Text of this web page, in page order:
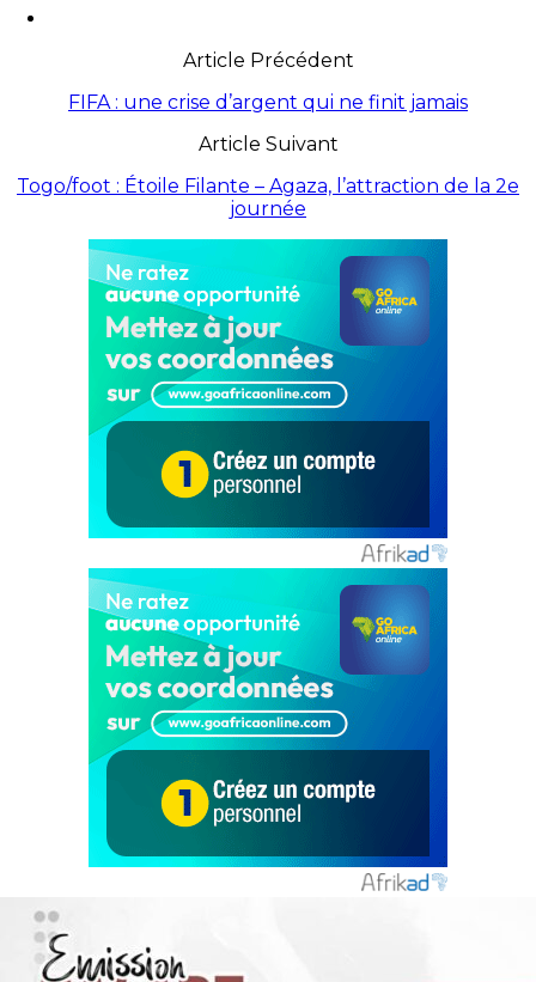
Article Précédent
FIFA : une crise d’argent qui ne finit jamais
Article Suivant
Togo/foot : Étoile Filante – Agaza, l’attraction de la 2e
journée